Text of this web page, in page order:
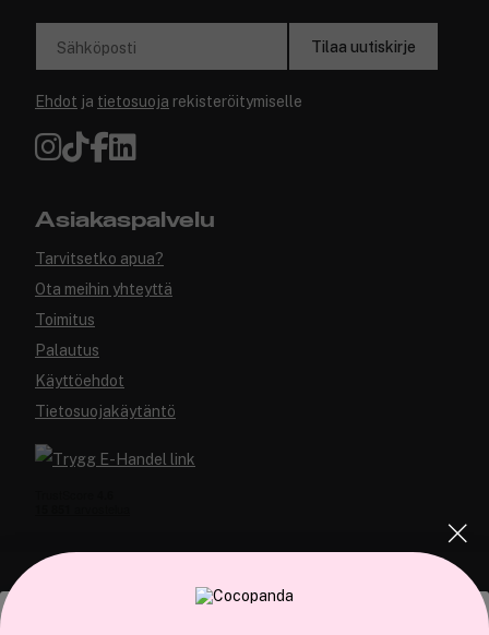
Sähköposti Tilaa uutiskirje
Ehdot ja tietosuoja rekisteröitymiselle
Asiakaspalvelu
Tarvitsetko apua?
Ota meihin yhteyttä
Toimitus
Palautus
Käyttöehdot
Tietosuojakäytäntö